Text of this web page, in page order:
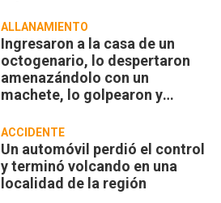
ALLANAMIENTO
Ingresaron a la casa de un
octogenario, lo despertaron
amenazándolo con un
machete, lo golpearon y
ACCIDENTE
Un automóvil perdió el control
y terminó volcando en una
localidad de la región